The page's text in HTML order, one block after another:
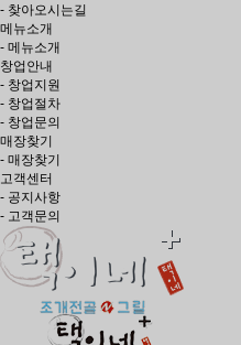
- 찾아오시는길
메뉴소개
- 메뉴소개
창업안내
- 창업지원
- 창업절차
- 창업문의
매장찾기
- 매장찾기
고객센터
- 공지사항
- 고객문의